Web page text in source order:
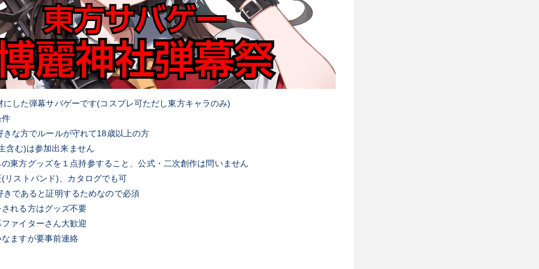
した弾幕サバゲーです(コスプレ可ただし東方キャラのみ)
件
きな方でルールが守れて18歳以上の方
含む)は参加出来ません
東方グッズを１点持参すること、公式・二次創作は問いません
ストバンド)、カタログでも可
であると証明するためなので必須
れる方はグッズ不要
ァイターさん大歓迎
ますが要事前連絡